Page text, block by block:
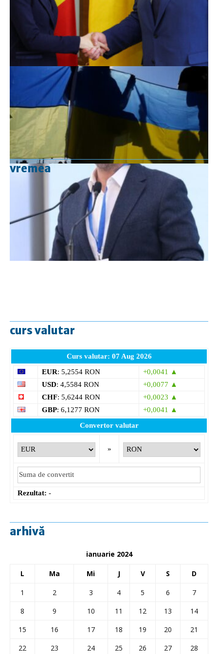
vremea
curs valutar
Curs valutar: 07 Aug 2026
EUR: 5,2554 RON
+0,0041 ▲
USD: 4,5584 RON
+0,0077 ▲
CHF: 5,6244 RON
+0,0023 ▲
GBP: 6,1277 RON
+0,0041 ▲
Convertor valutar
»
Rezultat: -
arhivă
ianuarie 2024
L Ma Mi J V S D
1 2 3 4 5 6
7
8
9 10 11 12 13
14
15
16 17 18 19 20
21
22
23 24 25 26 27
28